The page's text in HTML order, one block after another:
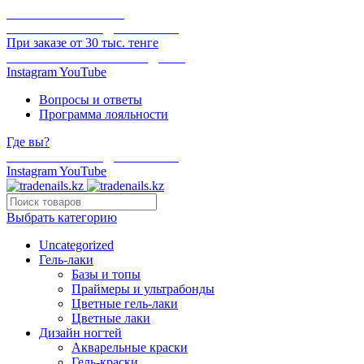
При заказе от 30 тыс. тенге
InstagramYouTube
Вопросы и ответы
Программа лояльности
Где вы?
InstagramYouTube
Выбрать категорию
Uncategorized
Гель-лаки
Базы и топы
Праймеры и ультрабонды
Цветные гель-лаки
Цветные лаки
Дизайн ногтей
Акварельные краски